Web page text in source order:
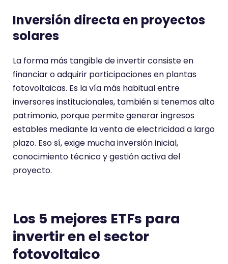
Inversión directa en proyectos
solares
La forma más tangible de invertir consiste en
financiar o adquirir participaciones en plantas
fotovoltaicas. Es la vía más habitual entre
inversores institucionales, también si tenemos alto
patrimonio, porque permite generar ingresos
estables mediante la venta de electricidad a largo
plazo. Eso sí, exige mucha inversión inicial,
conocimiento técnico y gestión activa del
proyecto.
Los 5 mejores ETFs para
invertir en el sector
fotovoltaico